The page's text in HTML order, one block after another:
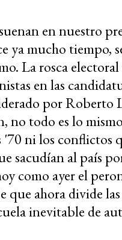
en nuestro
ya mucho
La rosca
en las
por Roberto
no todo es lo
ni los conflictos
sacudían al país
como ayer el
que ahora divide
inevitable de